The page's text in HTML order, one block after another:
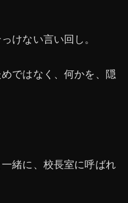
けない言い回し。
ではなく、何かを、隠
緒に、校長室に呼ばれ